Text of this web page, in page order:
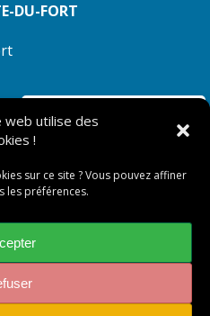
utilise des
!
sur ce site ? Vous pouvez affiner
les préférences.
DU-FORT
NOUS CONTACTER
légales
cookies